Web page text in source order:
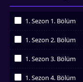
1. Sezon 1. Bölüm
1. Sezon 2. Bölüm
1. Sezon 3. Bölüm
1. Sezon 4. Bölüm